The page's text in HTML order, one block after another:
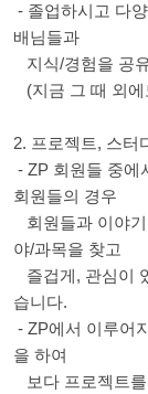
- 졸업하시고 다
배님들과
지식/경험을 공
(지금 그 때 외에
2. 프로젝트, 스터
- ZP 회원들 중에
회원들의 경우
회원들과 이야
야/과목을 찾고
즐겁게, 관심이
습니다.
- ZP에서 이루어
을 하여
보다 프로젝트